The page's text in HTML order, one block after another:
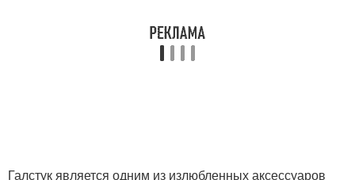
Галстук является одним из излюбленных аксессуаров